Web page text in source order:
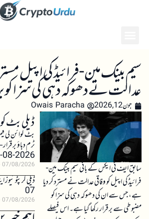
سیم بینک مین-فرائیڈ کی اپیل
عدالت نے دھوکہ دہی کی سزا کو
جون 12, 2026 Owais Paracha
سابق ایف ٹی ایکس کے بانی سیم بینک مین-
فرائیڈ کی اپیل کو وفاقی عدالت نے مسترد کر دیا
ہے، جس سے ان کی دھوکہ دہی کی سزا کو
مضبوطی سے برقرار رکھا گیا ہے۔ اس فیصلے
ڈیلی بٹ
بٹ کوائن کی
ٹرم دباؤ
2026-08-07
07/08/2026
07
07/08/2026